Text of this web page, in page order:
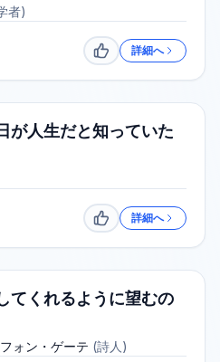
者)
いいね詳細へ
が人生だと知っていた
いいね詳細へ
てくれるように望むの
ォン・ゲーテ (詩人 )